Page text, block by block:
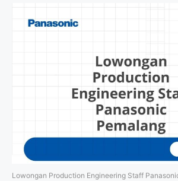
Lowongan Production Engineering Staff